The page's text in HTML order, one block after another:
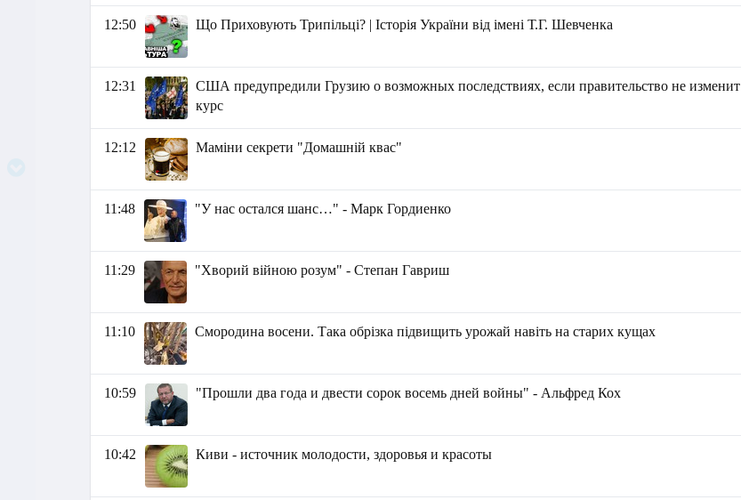
12:50 Що Приховують Трипільці? | Історія України від імені Т.Г. Шевченка
12:31
США предупредили Грузию о возможных последствиях, если правительство не изменит
курс
12:12 Маміни секрети "Домашній квас"
11:48 "У нас остался шанс…" - Марк Гордиенко
11:29 "Хворий війною розум" - Степан Гавриш
11:10 Смородина восени. Така обрізка підвищить урожай навіть на старих кущах
10:59 "Прошли два года и двести сорок восемь дней войны" - Альфред Кох
10:42 Киви - источник молодости, здоровья и красоты